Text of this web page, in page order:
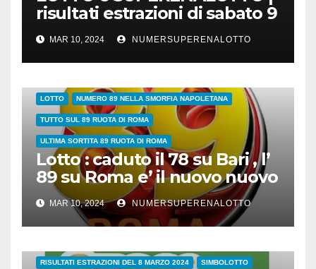
risultati estrazioni di sabato 9
marzo 2024
MAR 10, 2024 NUMERSUPERENALOTTO
LOTTO NUMERO 89 NELLA SMORFIA NAPOLETANA
TUTTO SUL 89 RUOTA DI ROMA
ULTIMA SORTITA 89 RUOTA DI ROMA
Lotto : caduto il 78 su Bari , l’
89 su Roma e’ il nuovo nuovo
leader dei ritardatari
MAR 10, 2024 NUMERSUPERENALOTTO
COVID ESTRAZIONI DI OGGI LOTTO
RISULTATI ESTRAZIONI DEL 8 MARZO 2024 SIMBOLOTTO